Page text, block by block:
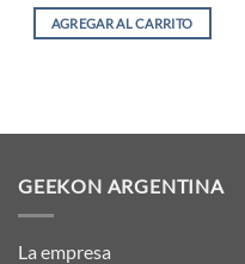
AGREGAR AL CARRITO
GEEKON ARGENTINA
La empresa